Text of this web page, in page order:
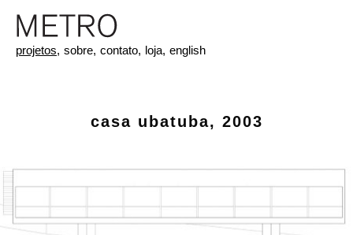
projetos, sobre, contato, loja, english
casa ubatuba, 2003